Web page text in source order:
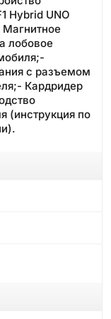
Hybrid UNO
лобовое
с разъемом
Кардридер
(инструкция по